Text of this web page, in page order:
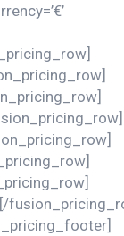
[/